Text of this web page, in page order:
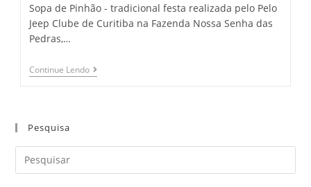
Sopa de Pinhão - tradicional festa realizada pelo Pelo
Jeep Clube de Curitiba na Fazenda Nossa Senha das
Pedras,…
Continue Lendo
Pesquisa